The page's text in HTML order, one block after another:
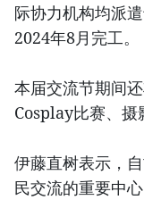
际协力机构均派
2024年8月完工。
本届交流节期间
Cosplay比赛、摄
伊藤直树表示，
民交流的重要中